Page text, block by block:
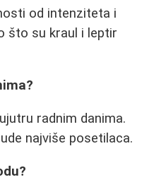
od intenziteta i
što su kraul i leptir
radnim danima.
najviše posetilaca.